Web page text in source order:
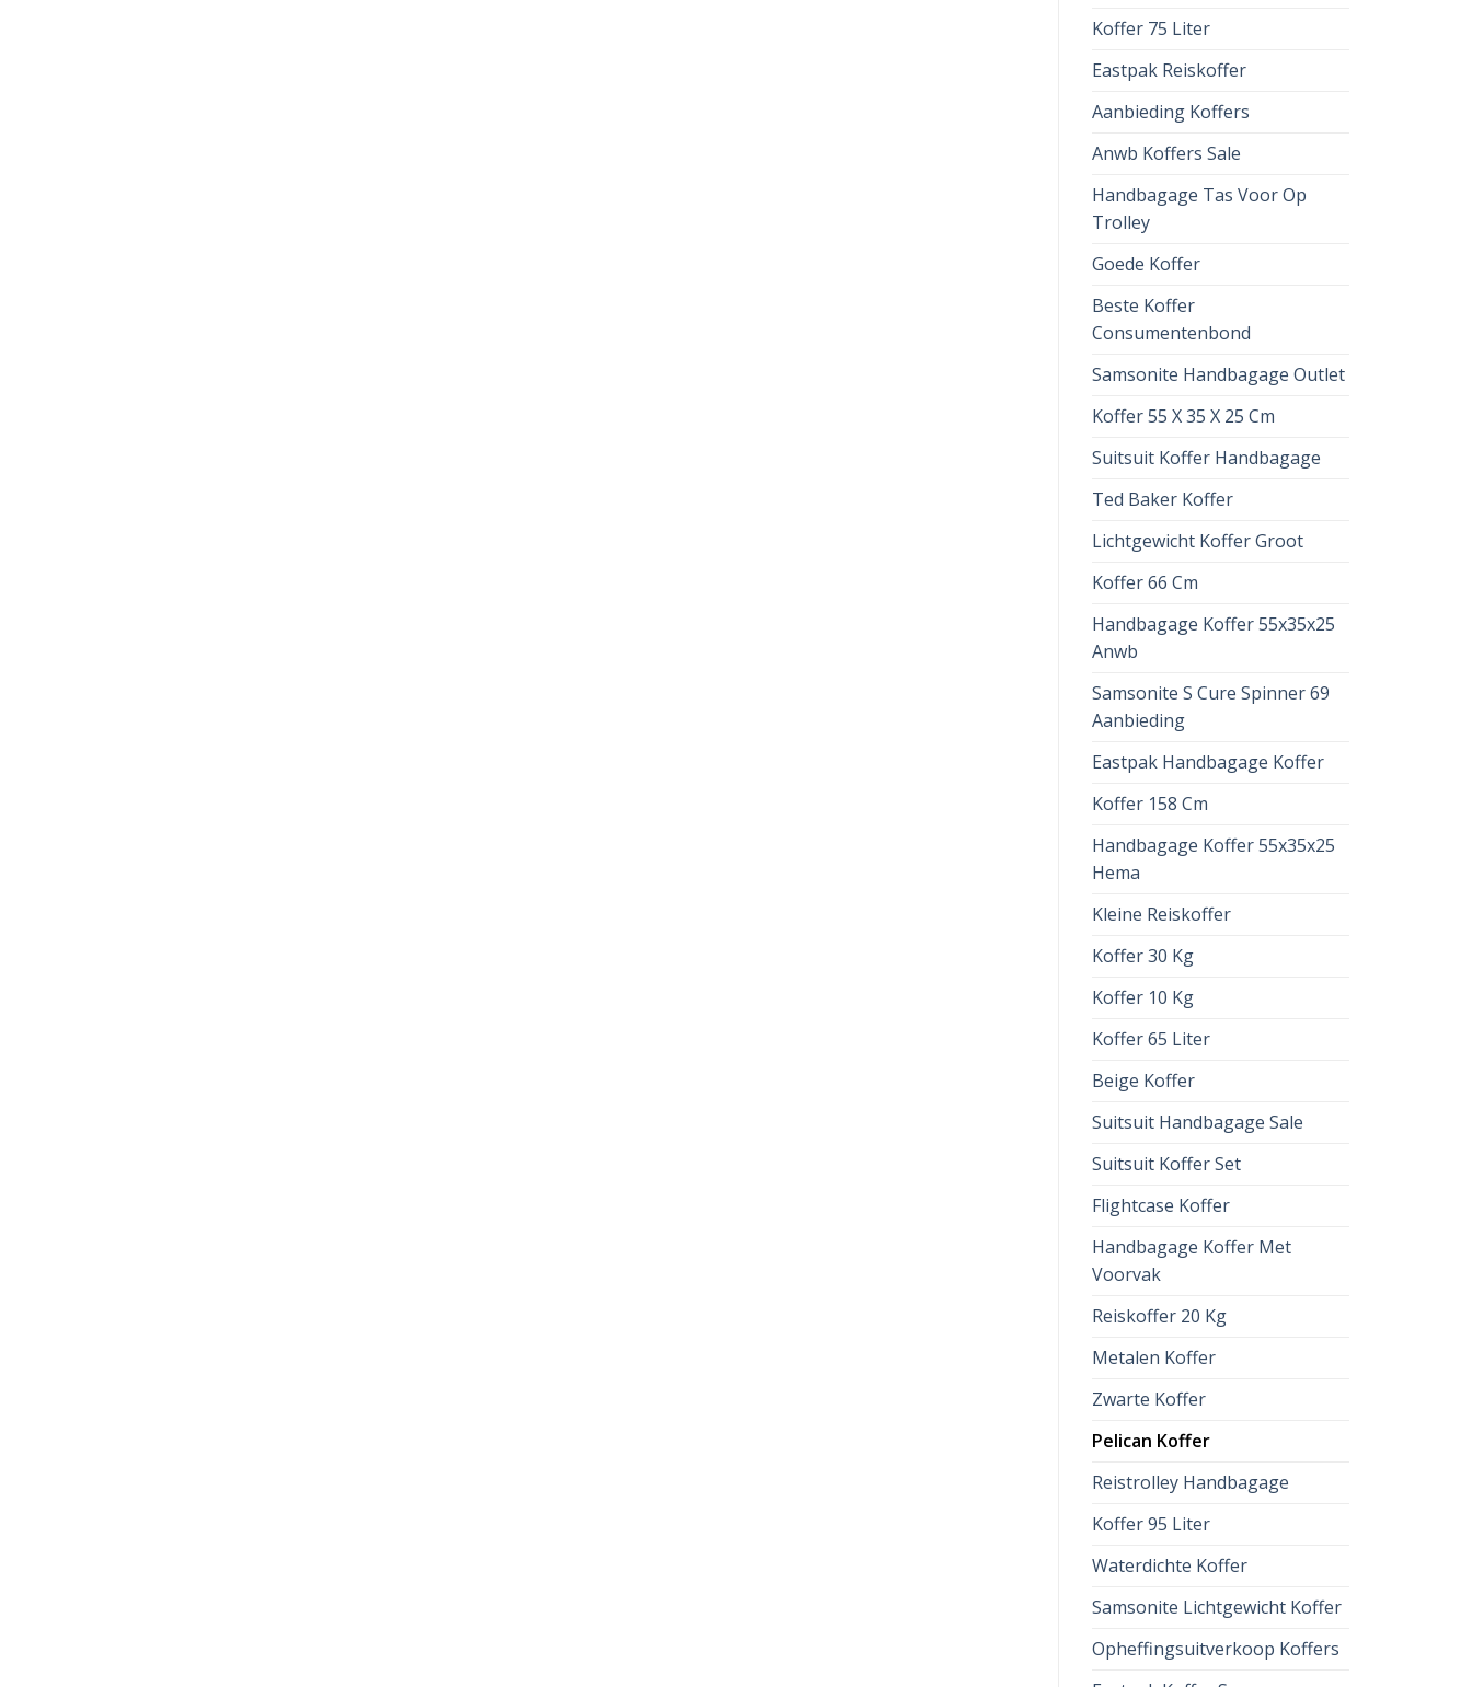
Koffer 75 Liter
Eastpak Reiskoffer
Aanbieding Koffers
Anwb Koffers Sale
Handbagage Tas Voor Op
Trolley
Goede Koffer
Beste Koffer
Consumentenbond
Samsonite Handbagage Outlet
Koffer 55 X 35 X 25 Cm
Suitsuit Koffer Handbagage
Ted Baker Koffer
Lichtgewicht Koffer Groot
Koffer 66 Cm
Handbagage Koffer 55x35x25
Anwb
Samsonite S Cure Spinner 69
Aanbieding
Eastpak Handbagage Koffer
Koffer 158 Cm
Handbagage Koffer 55x35x25
Hema
Kleine Reiskoffer
Koffer 30 Kg
Koffer 10 Kg
Koffer 65 Liter
Beige Koffer
Suitsuit Handbagage Sale
Suitsuit Koffer Set
Flightcase Koffer
Handbagage Koffer Met
Voorvak
Reiskoffer 20 Kg
Metalen Koffer
Zwarte Koffer
Pelican Koffer
Reistrolley Handbagage
Koffer 95 Liter
Waterdichte Koffer
Samsonite Lichtgewicht Koffer
Opheffingsuitverkoop Koffers